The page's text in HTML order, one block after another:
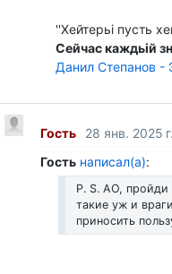
''Хейтерьі пусть
Сейчас каждьій
Данил Степанов -
Гость
28 янв. 2025
Гость написал(а):
P. S. АО, пройди
такие уж и
приносить